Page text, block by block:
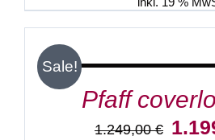
Sale!
IN
Pfaff
1.249,00€